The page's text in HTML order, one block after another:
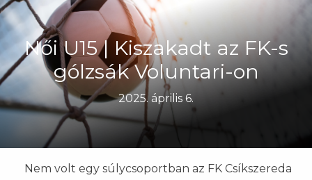
Női U15 | Kiszakadt az FK-s
gólzsák Voluntari-on
2025. április 6.
Nem volt egy súlycsoportban az FK Csíkszereda